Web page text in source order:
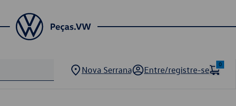
Nova Serrana Entre/registre-se
0